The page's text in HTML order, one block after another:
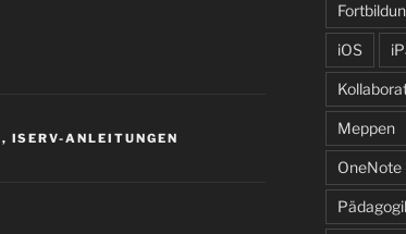
, ISERV-ANLEITUNGEN
iOS
Meppen
OneNote